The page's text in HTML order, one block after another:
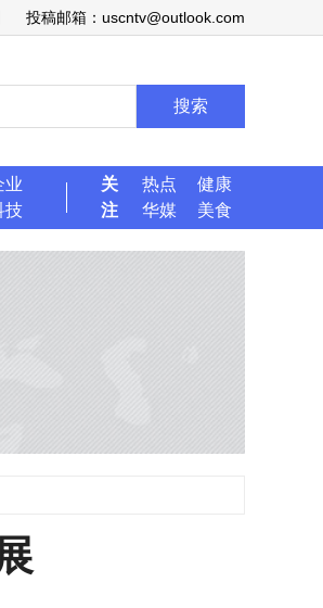
投稿邮箱：uscntv@outlook.com
搜索
业
技
关
注
热点
健康
华媒
美食